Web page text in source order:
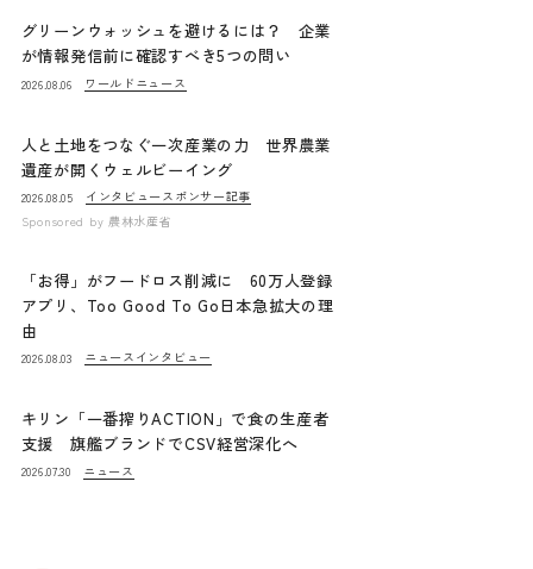
グリーンウォッシュを避けるには？ 企業
が情報発信前に確認すべき5つの問い
2026.08.06 ワールドニュース
人と土地をつなぐ一次産業の力 世界農業
遺産が開くウェルビーイング
2026.08.05 インタビュー スポンサー記事
Sponsored by 農林水産省
「お得」がフードロス削減に 60万人登録
アプリ、Too Good To Go日本急拡大の理
由
2026.08.03 ニュース インタビュー
キリン「一番搾りACTION」で食の生産者
支援 旗艦ブランドでCSV経営深化へ
2026.07.30 ニュース